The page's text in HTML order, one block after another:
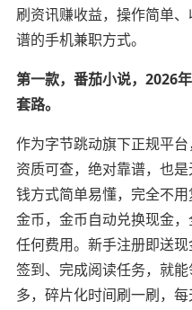
刷资讯赚收益，操作简单
谱的手机兼职方式。
第一款，番茄小说，2026
套路。
作为字节跳动旗下正规平台
资质可查，绝对靠谱，也
钱方式简单易懂，完全不
金币，金币自动兑换现金
任何费用。新手注册即送现
签到、完成阅读任务，就
多，碎片化时间刷一刷，